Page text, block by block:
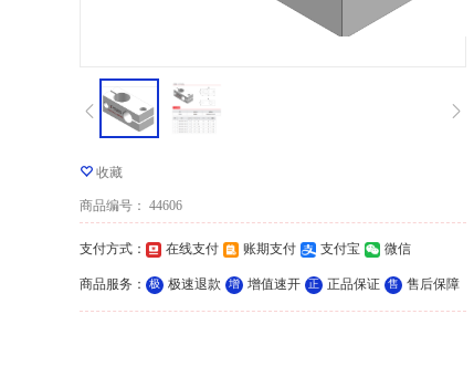
收藏
商品编号 ： 44606
支付方式 ： 在线支付 账期支付 支付宝 微信
商品服务 ： 极 极速退款 增 增值速开 正 正品保证 售 售后保障